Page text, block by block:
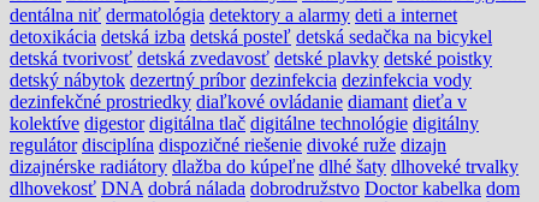
dentálna niť dermatológia detektory a alarmy deti a internet
detoxikácia detská izba detská posteľ detská sedačka na bicykel
detská tvorivosť detská zvedavosť detské plavky detské poistky
detský nábytok dezertný príbor dezinfekcia dezinfekcia vody
dezinfekčné prostriedky diaľkové ovládanie diamant dieťa v
kolektíve digestor digitálna tlač digitálne technológie digitálny
regulátor disciplína dispozičné riešenie divoké ruže dizajn
dizajnérske radiátory dlažba do kúpeľne dlhé šaty dlhoveké trvalky
dlhovekosť DNA dobrá nálada dobrodružstvo Doctor kabelka dom